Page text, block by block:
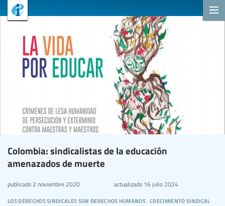
Colombia: sindicalistas de la educación
amenazados de muerte
los derechos sindicales son derechos humanos crecimiento sindical
publicado 2 noviembre 2020 actualizado16 julio 2024